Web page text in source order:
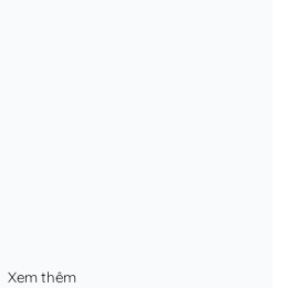
Xem thêm